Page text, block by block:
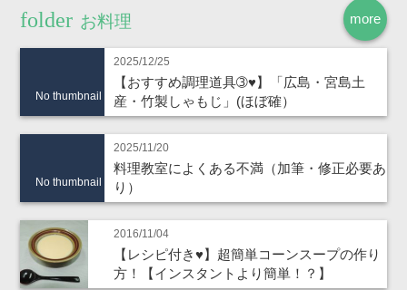
more
お料理
No thumbnail
2025/12/25
【おすすめ調理道具➂♥】「広島・宮島土
産・竹製しゃもじ」(ほぼ確）
No thumbnail
2025/11/20
料理教室によくある不満（加筆・修正必要あ
り）
2016/11/04
【レシピ付き♥】超簡単コーンスープの作り
方！【インスタントより簡単！？】